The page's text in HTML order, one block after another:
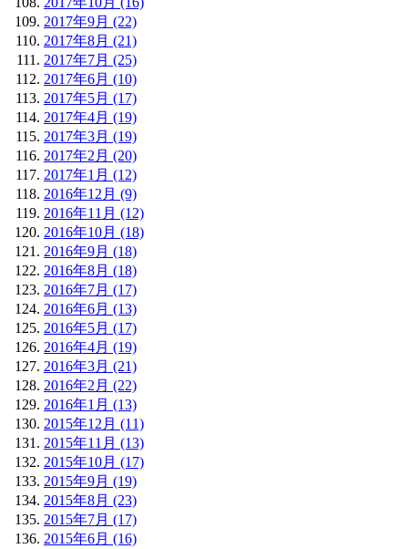
2017年9月 (22)
2017年8月 (21)
2017年7月 (25)
2017年6月 (10)
2017年5月 (17)
2017年4月 (19)
2017年3月 (19)
2017年2月 (20)
2017年1月 (12)
2016年12月 (9)
2016年11月 (12)
2016年10月 (18)
2016年9月 (18)
2016年8月 (18)
2016年7月 (17)
2016年6月 (13)
2016年5月 (17)
2016年4月 (19)
2016年3月 (21)
2016年2月 (22)
2016年1月 (13)
2015年12月 (11)
2015年11月 (13)
2015年10月 (17)
2015年9月 (19)
2015年8月 (23)
2015年7月 (17)
2015年6月 (16)